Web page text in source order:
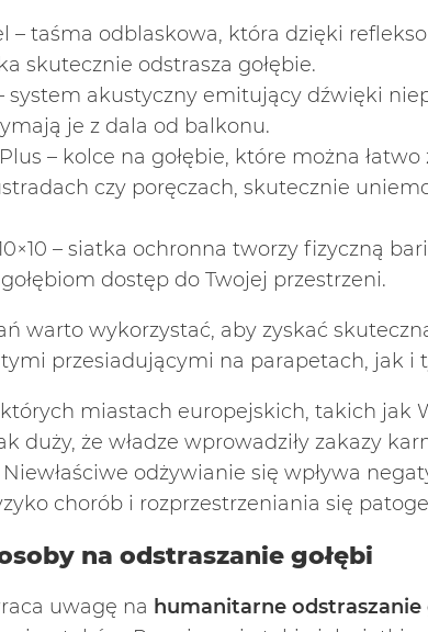
– taśma odblaskowa, która dzięki
skutecznie odstrasza gołębie.
system akustyczny emitujący dźwięki
je z dala od balkonu.
– kolce na gołębie, które można
czy poręczach, skutecznie
– siatka ochronna tworzy fizyczną
dostęp do Twojej przestrzeni.
warto wykorzystać, aby zyskać
tymi przesiadującymi na parapetach, jak i
miastach europejskich, takich jak
duży, że władze wprowadziły zakazy
odżywianie się wpływa
chorób i rozprzestrzeniania się
na odstraszanie gołębi
uwagę na humanitarne odstraszanie